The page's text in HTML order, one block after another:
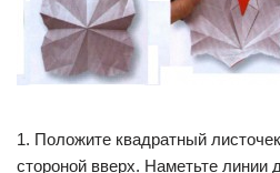
1. Положите квадратный
стороной вверх. Наметьте линии